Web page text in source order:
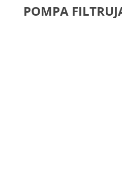
POMPA